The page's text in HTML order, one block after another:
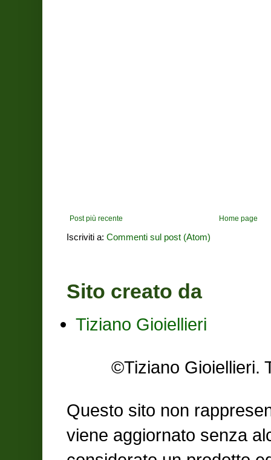
Post più recente Home page
Iscriviti a: Commenti sul post (Atom)
Sito creato da
Tiziano Gioiellieri
©Tiziano Gioiellieri.
Questo sito non
viene aggiornato senza